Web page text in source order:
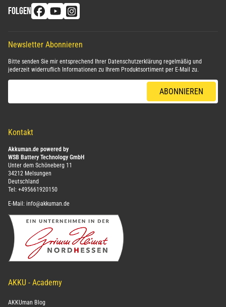
FOLGEN
Newsletter Abonnieren
Bitte senden Sie mir entsprechend Ihrer Datenschutzerklärung regelmäßig und
jederzeit widerruflich Informationen zu Ihrem Produktsortiment per E-Mail zu.
ABONNIEREN
Kontakt
Akkuman.de powered by
WSB Battery Technology GmbH
Unter dem Schöneberg 11
34212 Melsungen
Deutschland
Tel: +495661920150
E-Mail: info@akkuman.de
AKKU - Academy
AKKUman Blog